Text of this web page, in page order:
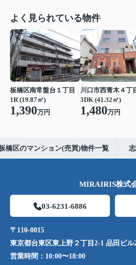
よく見られている物件
板橋区南常盤台１丁目
1R (19.87㎡)
1,390万円
川口市西青木４丁
3DK (41.32㎡)
1,480万円
橋区のマンション(売買)物件一覧
MIRAIRIS株式
03-6231-6886
〒110-0015
東京都台東区東上野２丁目2-1 品田ビル
営業時間： 10:00〜18:00